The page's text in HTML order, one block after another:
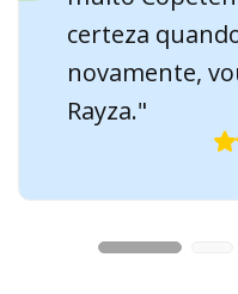
certeza
novamente,
Rayza."